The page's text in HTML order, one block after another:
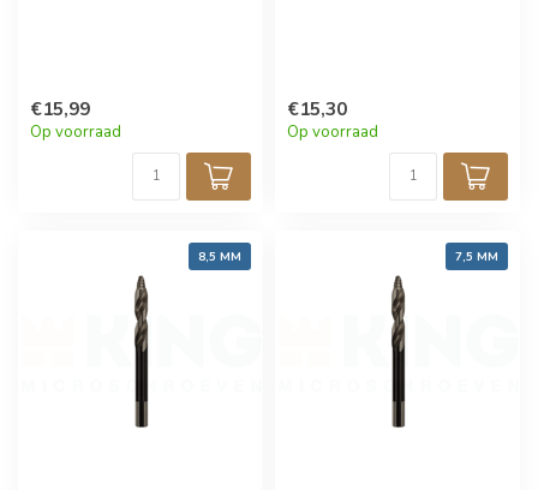
€15,99
Op voorraad
€15,30
Op voorraad
8,5 MM 7,5 MM